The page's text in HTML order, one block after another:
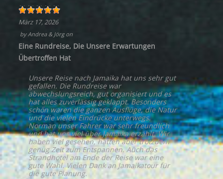
März 17, 2026
byAndrea & Jörgon
Eine Rundreise, Die Unsere Erwartungen
Übertroffen Hat
Unsere Reise nach Jamaika hat uns sehr gut
gefallen. Die Rundreise war
abwechslungsreich, gut organisiert und es
hat alles zuverlässig geklappt. Besonders
schön waren die ganzen Ausflüge, die Natur
und die vielen Eindrücke unterwegs.
Norman unser Fahrer war sehr freundlich
und hat uns viel über Jamaika erzählt. Wir
haben viel gesehen, hatten aber trotzdem
genug Zeit zum Entspannen. Auch das
Strandhotel am Ende der Reise war eine
gute Wahl. Vielen Dank an Jamaikatour für
die gute Planung.